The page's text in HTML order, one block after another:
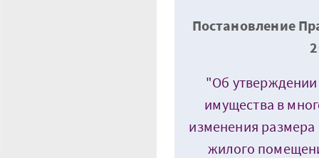
Постановление
"Об
имущества в
изменения
жилого